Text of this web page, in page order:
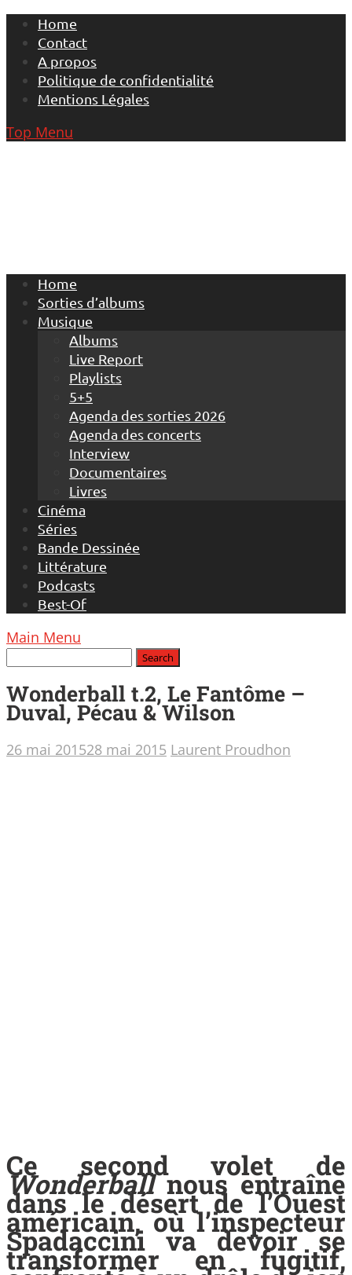
Skip
content
Home
Contact
A propos
Politique de confidentialité
Mentions Légales
Top Menu
Home
Sorties d’albums
Musique
Albums
Live Report
Playlists
5+5
Agenda des sorties 2026
Agenda des concerts
Interview
Documentaires
Livres
Cinéma
Séries
Bande Dessinée
Littérature
Podcasts
Best-Of
Main Menu
Wonderball t.2, Le Fantôme –
Duval, Pécau & Wilson
26 mai 201528 mai 2015 Laurent Proudhon
Ce second volet de
Wonderballnous entraîne
dans le désert de l’Ouest
américain, où l’inspecteur
Spadaccini va devoir se
transformer en fugitif,